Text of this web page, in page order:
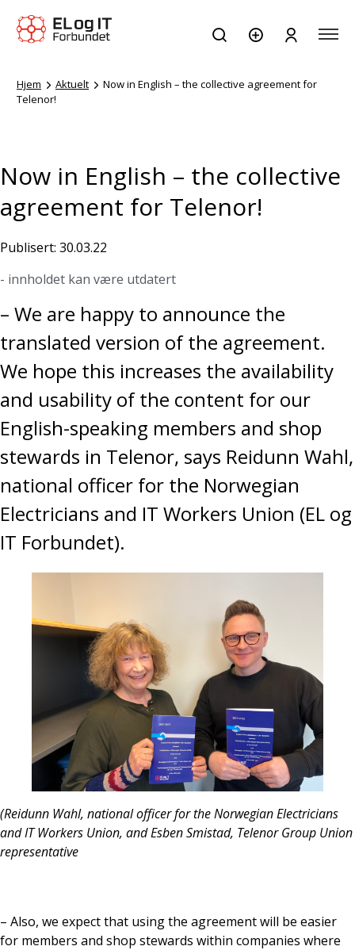
Hjem Aktuelt
Now in English – the collective agreement for
Telenor!
Now in English – the collective
agreement for Telenor!
Publisert: 30.03.22
- innholdet kan være utdatert
– We are happy to announce the
translated version of the agreement.
We hope this increases the availability
and usability of the content for our
English-speaking members and shop
stewards in Telenor, says Reidunn Wahl,
national officer for the Norwegian
Electricians and IT Workers Union (EL og
IT Forbundet).
(Reidunn Wahl, national officer for the Norwegian Electricians
and IT Workers Union, and Esben Smistad, Telenor Group Union
representative
– Also, we expect that using the agreement will be easier
for members and shop stewards within companies where